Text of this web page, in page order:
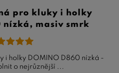
pro kluky i holky
nízká, masiv smrk
i holky DOMINO D860 nízká -
o nejrůznější ...